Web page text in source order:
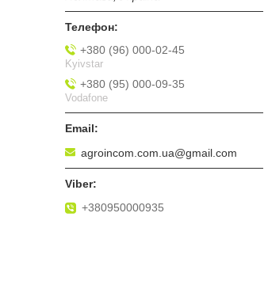
+380 (96) 000-02-45
Kyivstar
+380 (95) 000-09-35
Vodafone
agroincom.com.ua@gmail.com
+380950000935